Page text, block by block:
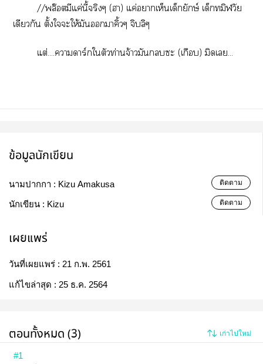
//พล๊อตมีแค่นี้จริงๆ (า) แค่าเห็นเด็กยักษ์ เด็กทมิฬวัย
เดียวกัน ตั้งใะให้มันาคิ้วๆ จิบลิๆ
แต่....าดาร์กใตัวท่านจ้าวมันะ (เกือบ) มิดเ...
ข้อมูลนักเขียน
นามปากกา : Kizu Amakusa ติดตาม
นักเขียน : Kizu ติดตาม
เผยแพร่
วันที่เผยแพร่ : 21 ก.พ. 2561
แก้ไขล่าสุด : 25 ธ.ค. 2564
ตอนทั้งหมด (3) เก่าไปใหม่
#1